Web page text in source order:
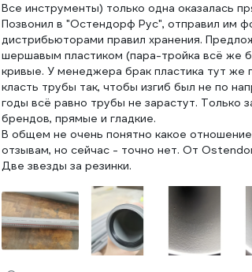
Все инструменты) только одна оказалась
Позвонил в "Остендорф Рус", отправил им
дистрибьюторами правил хранения.
шершавым пластиком (пара-тройка всё же
кривые. У менеджера брак пластика тут же
класть трубы так, чтобы изгиб был не по
годы всё равно трубы не зарастут. Только
брендов, прямые и гладкие.
В общем не очень понятно какое
отзывам, но сейчас - точно нет. От
Две звезды за резинки.